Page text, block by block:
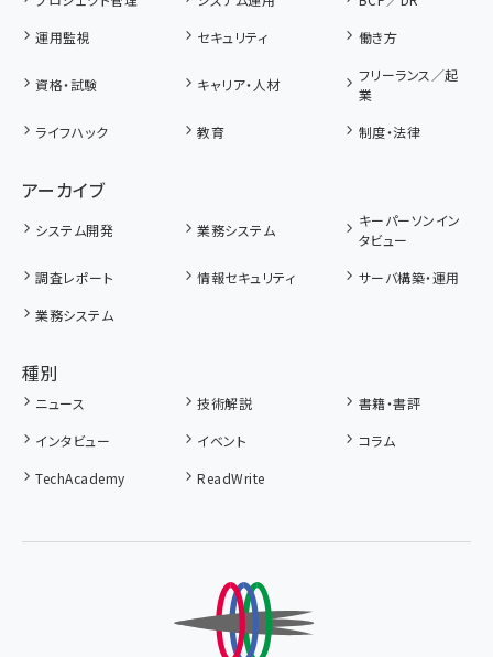
運用監視
セキュリティ 働き方
資格・試験 キャリア・人材
フリーランス／起
業
ライフハック
教育 制度・法律
アーカイブ
システム開発 業務システム
キーパーソンイン
タビュー
調査レポート
情報セキュリティ
サーバ構築・運用
業務システム
種別
ニュース 技術解説
書籍・書評
インタビュー
イベント
コラム
TechAcademy
ReadWrite